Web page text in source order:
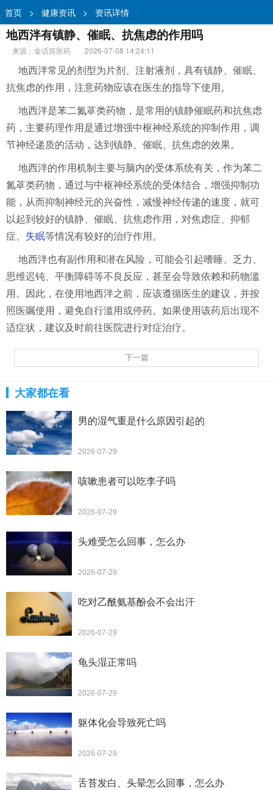
首页 > 健康资讯 > 资讯详情
地西泮有镇静、催眠、抗焦虑的作用吗
来源：金话筒医药
2026-07-08 14:24:11
地西泮常见的剂型为片剂、注射液剂，具有镇静、催眠、
抗焦虑的作用，注意药物应该在医生的指导下使用。
地西泮是苯二氮䓬类药物，是常用的镇静催眠药和抗焦虑
药，主要药理作用是通过增强中枢神经系统的抑制作用，调
节神经递质的活动，达到镇静、催眠、抗焦虑的效果。
地西泮的作用机制主要与脑内的受体系统有关，作为苯二
氮䓬类药物，通过与中枢神经系统的受体结合，增强抑制功
能，从而抑制神经元的兴奋性，减慢神经传递的速度，就可
以起到较好的镇静、催眠、抗焦虑作用，对焦虑症、抑郁
症、 失眠等情况有较好的治疗作用。
地西泮也有副作用和潜在风险，可能会引起嗜睡、乏力、
思维迟钝、平衡障碍等不良反应，甚至会导致依赖和药物滥
用。因此，在使用地西泮之前，应该遵循医生的建议，并按
照医嘱使用，避免自行滥用或停药。如果使用该药后出现不
适症状，建议及时前往医院进行对症治疗。
下一篇
大家都在看
男的湿气重是什么原因引起的
2026-07-29
咳嗽患者可以吃李子吗
2026-07-29
头难受怎么回事，怎么办
2026-07-29
吃对乙酰氨基酚会不会出汗
2026-07-29
龟头湿正常吗
2026-07-29
躯体化会导致死亡吗
2026-07-29
舌苔发白、头晕怎么回事，怎么办